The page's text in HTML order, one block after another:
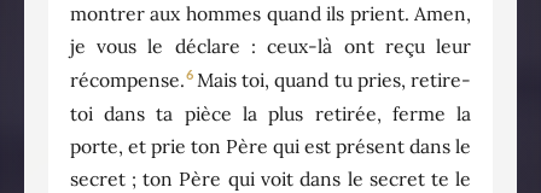
montrer aux hommes quand ils prient. Amen,
je vous le déclare : ceux-là ont reçu leur
récompense.6 Mais toi, quand tu pries, retire-
toi dans ta pièce la plus retirée, ferme la
porte, et prie ton Père qui est présent dans le
secret ; ton Père qui voit dans le secret te le